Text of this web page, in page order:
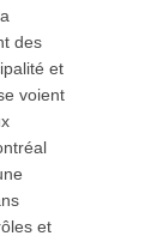
des
et
voient
et